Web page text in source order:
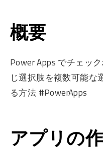
概要
Power Apps でチェッ
じ選択肢を複数可能な
る方法 #PowerApps
アプリの